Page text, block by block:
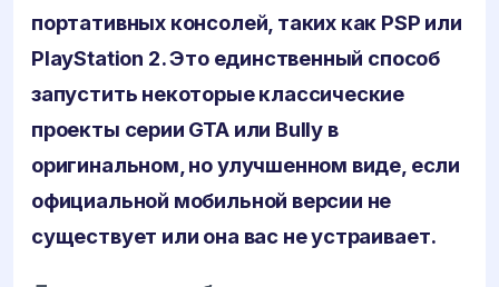
портативных консолей, таких как PSP или
PlayStation 2. Это единственный способ
запустить некоторые классические
проекты серии GTA или Bully в
оригинальном, но улучшенном виде, если
официальной мобильной версии не
существует или она вас не устраивает.